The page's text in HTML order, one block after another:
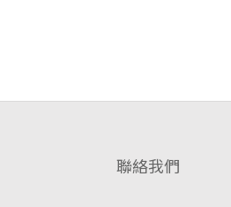
聯絡我們